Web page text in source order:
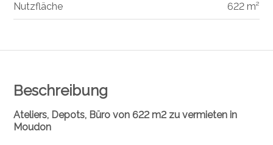
Beschreibung
Ateliers, Depots, Büro von 622 m2 zu vermieten in
Moudon
Nutzfläche 622 m²